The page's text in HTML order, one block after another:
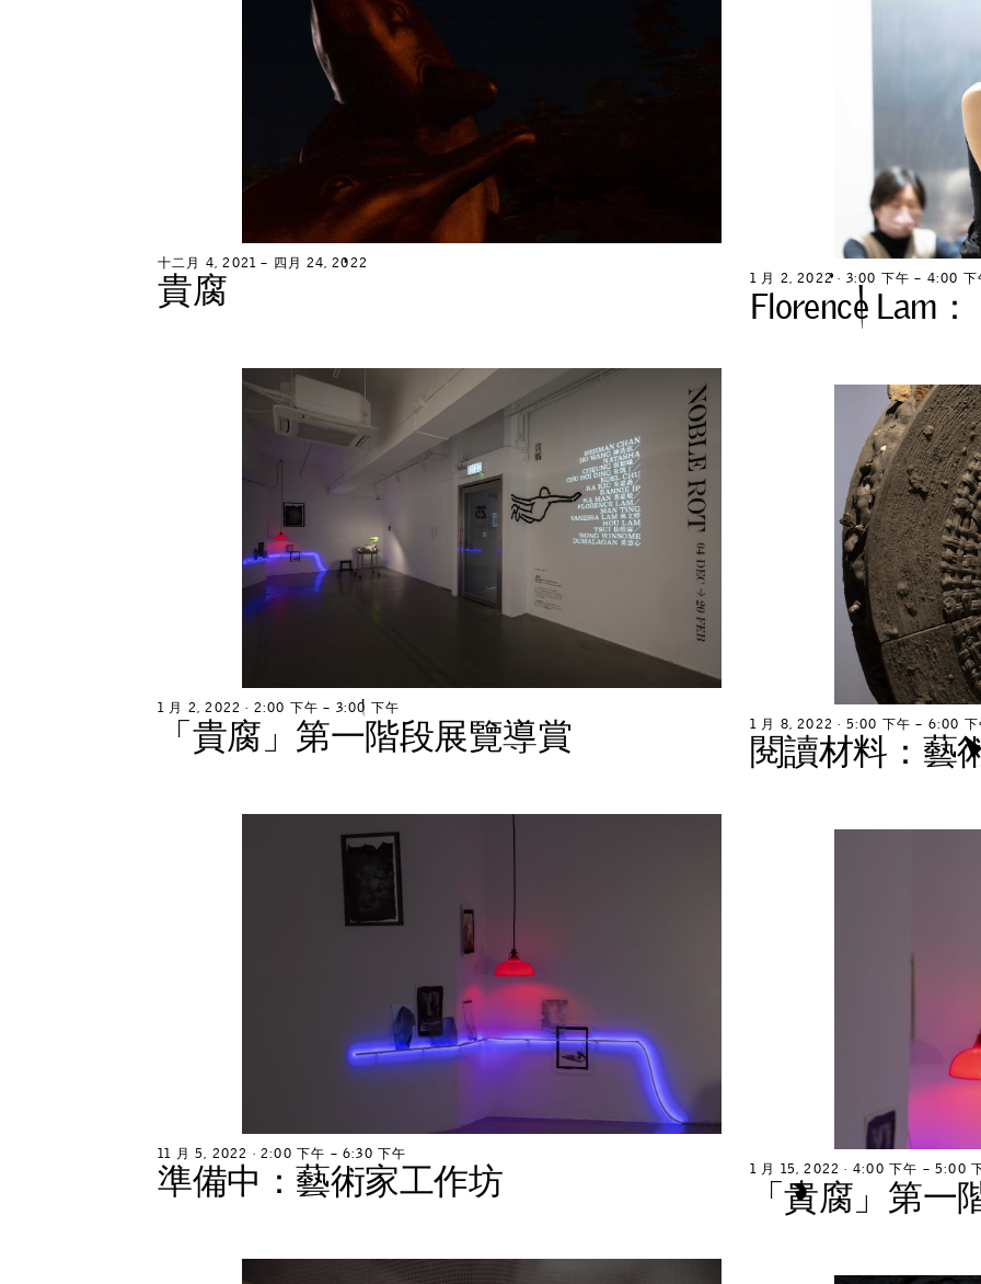
十二月 4, 2021 – 四 月 24, 2022
貴腐 1 月 2, 2022 ∙ 3:00 下午 – 4:00 下
Florence Lam ：
1 月 2, 2022 ∙ 2:00 下午 – 3:00 下午
「貴腐 」 第一階段展覽導賞 1 月 8, 2022 ∙ 5:00 下午 – 6:00 下
閱讀材料 ： 藝
11 月 5, 2022 ∙ 2:00 下午 – 6:30 下午
準備中 ：藝術家工作坊 1 月 15, 2022 ∙ 4:00 下午 – 5:00
「貴腐 」 第一